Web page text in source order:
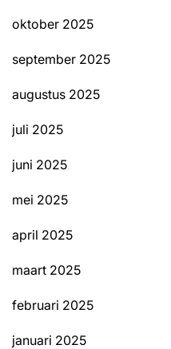
oktober 2025
september 2025
augustus 2025
juli 2025
juni 2025
mei 2025
april 2025
maart 2025
februari 2025
januari 2025